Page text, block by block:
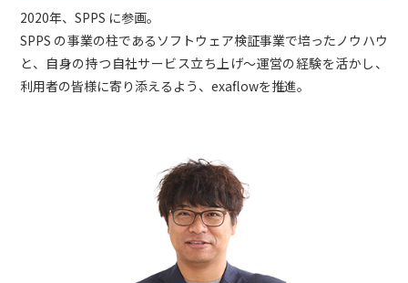
2020年、SPPS に参画。
SPPS の事業の柱であるソフトウェア検証事業で培ったノウハウ
と、自身の持つ自社サービス立ち上げ～運営の経験を活かし、
利用者の皆様に寄り添えるよう、exaflowを推進。